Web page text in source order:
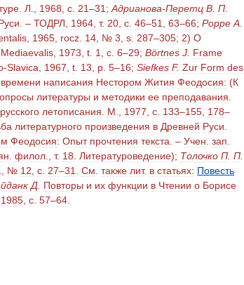
Л 1968 с 21–31 ; Адрианова-Перетц В П
. – ТОДРЛ 1964 т. 20 с 46–51 63–66; Рорре А
1965 rocz 14 , № 3 s 287–305; 2) О
Mediaevalis 1973 t 1 с 6–29; Börtnes J Frame
-Slavica 1967 t 13 p 5–16; Siefkes F. Zur Form des
времени написания Нестором Жития Феодосия: (К
литературы и методики ее преподавания
летописания М 1977 с 133–155 178–
литературного произведения в Древней Руси
Феодосия: Опыт прочтения текста . – Учен зап
филол т. 18 Литературоведение); Толочко П П
, № 12 с 27–31 См также лит. в статьях: Повесть
Д Повторы и их функции в Чтении о Борисе
1985 с 57–64